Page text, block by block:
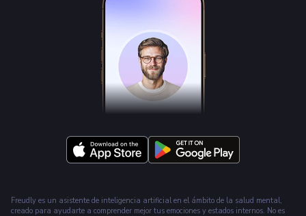
Freudly es un asistente de inteligencia artificial en el ámbito de la salud mental,
creado para ayudarte a comprender mejor tus emociones y estados internos. No es